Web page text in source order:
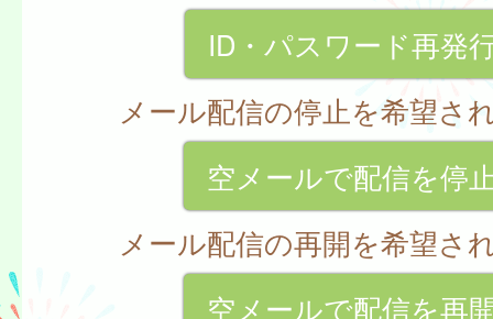
ID・パスワード再発
メール配信の停止を希望さ
空メールで配信を停
メール配信の再開を希望さ
空メールで配信を再